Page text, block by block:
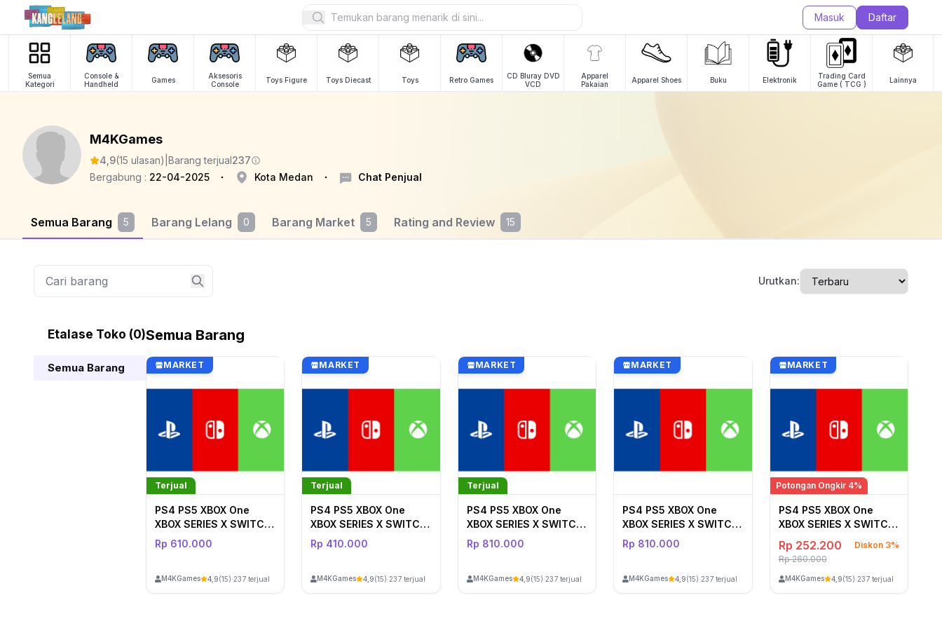
Masuk Daftar
Semua
Kategori
Console &
Handheld
Games
Aksesoris
Console
Toys Figure Toys Diecast Toys Retro Games
CD Bluray DVD
VCD
Apparel
Pakaian
Apparel Shoes Buku Elektronik
Trading Card
Game ( TCG )
Lainnya
M4KGames
4,9(15 ulasan) Barang terjual237
Bergabung : 22-04-2025 Kota Medan Chat Penjual
Semua Barang 5 Barang Lelang 0 Barang Market 5 Rating and Review 15
Urutkan:
Etalase Toko (0)
Semua Barang
Semua Barang
MARKET
Terjual
PS4 PS5 XBOX One
XBOX SERIES X SWITCH
612
Rp 610.000
M4KGames 4,9(15)·237 terjual
MARKET
Terjual
PS4 PS5 XBOX One
XBOX SERIES X SWITCH
611
Rp 410.000
M4KGames 4,9(15)·237 terjual
MARKET
Terjual
PS4 PS5 XBOX One
XBOX SERIES X SWITCH
603
Rp 810.000
M4KGames 4,9(15)·237 terjual
MARKET
PS4 PS5 XBOX One
XBOX SERIES X SWITCH
603
Rp 810.000
M4KGames 4,9(15)·237 terjual
MARKET
Potongan Ongkir 4%
PS4 PS5 XBOX One
XBOX SERIES X SWITCH
Rp 252.200
Diskon 3%
Rp 260.000
M4KGames 4,9(15)·237 terjual